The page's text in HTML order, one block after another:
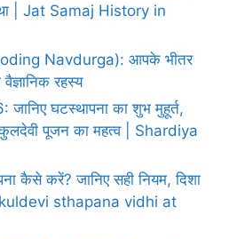
| Jat Samaj History in
Navdurga): आपके भीतर
रहस्य
जानिए घटस्थापना का शुभ मुहूर्त,
कुलदेवी पूजन का महत्व | Shardiya
कैसे करें? जानिए सही नियम, दिशा
kuldevi sthapana vidhi at